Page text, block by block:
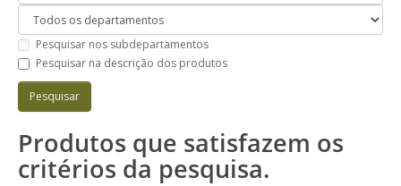
Pesquisar nos subdepartamentos
Pesquisar na descrição dos produtos
Produtos que satisfazem os
critérios da pesquisa.